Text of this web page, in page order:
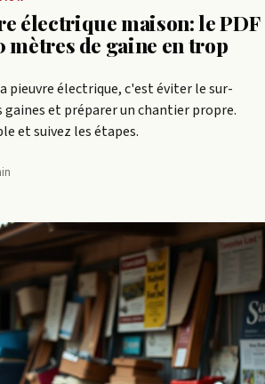
électrique maison: le PDF
mètres de gaine en trop
pieuvre électrique, c'est éviter le sur-
et préparer un chantier propre.
et suivez les étapes.